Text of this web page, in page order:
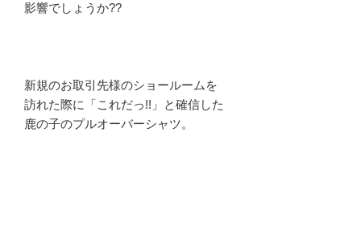
影響でしょうか??
新規のお取引先様のショールームを
訪れた際に「これだっ!!」と確信した
鹿の子のプルオーバーシャツ。